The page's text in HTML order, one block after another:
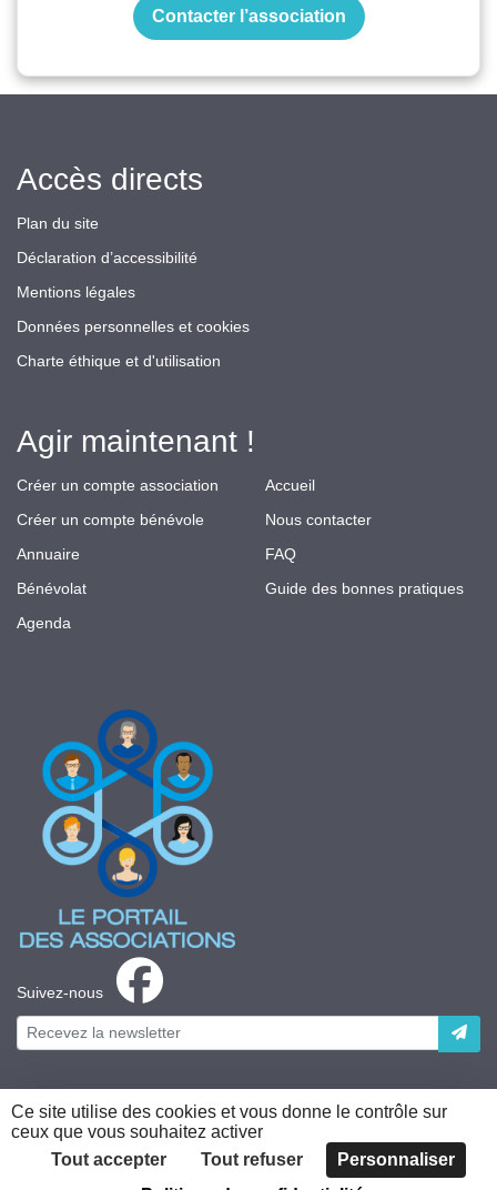
Contacter l’association
Suivez-nous
Accès directs
Plan du site
Déclaration d’accessibilité
Mentions légales
Données personnelles et cookies
Charte éthique et d'utilisation
Agir maintenant !
Créer un compte association
Créer un compte bénévole
Annuaire
Bénévolat
Agenda
Accueil
Nous contacter
FAQ
Guide des bonnes pratiques
Plateforme développée en France par
Ce site utilise des cookies et vous donne le contrôle sur
ceux que vous souhaitez activer
Tout accepter
Tout refuser
Personnaliser